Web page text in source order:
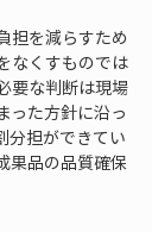
担を減らすため
なくすものでは
要な判断は現場
った方針に沿っ
分担ができてい
果品の品質確保